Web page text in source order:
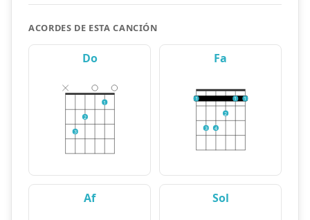
ACORDES DE ESTA CANCIÓN
Do
3
2
1
Fa
1
3 4
2
1 1
Af Sol